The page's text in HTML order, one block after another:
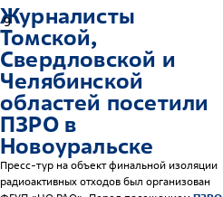
9
Журналисты
Томской,
Свердловской и
Челябинской
областей посетили
ПЗРОв
Новоуральске
Пресс-тур на объект финальной изоляции
радиоактивных отходов был организован